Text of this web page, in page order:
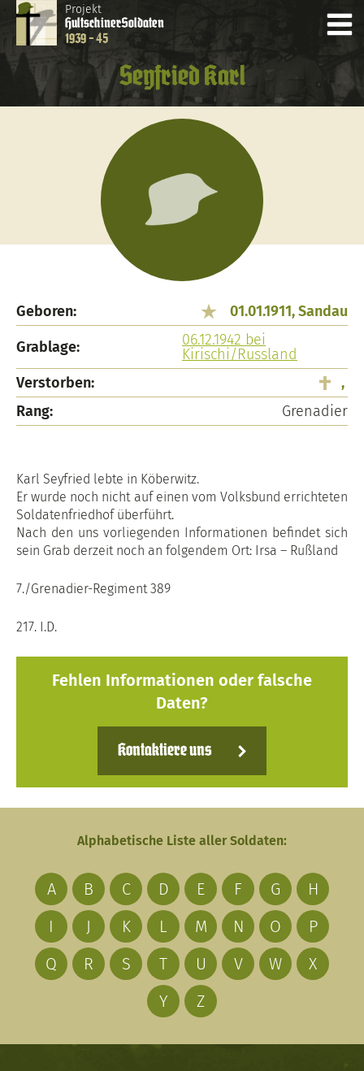
Projekt
HultschinerSoldaten
1939 - 45
Seyfried Karl
Geboren:
01.01.1911, Sandau
Grablage:
06.12.1942 bei
Kirischi/Russland
Verstorben:
,
Rang:
Grenadier
Karl Seyfried lebte in Köberwitz.
Er wurde noch nicht auf einen vom Volksbund errichteten
Soldatenfriedhof überführt.
Nach den uns vorliegenden Informationen befindet sich
sein Grab derzeit noch an folgendem Ort: Irsa – Rußland
7./Grenadier-Regiment 389
217. I.D.
Fehlen Informationen oder falsche
Daten?
Kontaktiere uns
Alphabetische Liste aller Soldaten:
A B C D E F G
H
I
J K L M N O
P
Q
R S T U V W
X
Y
Z